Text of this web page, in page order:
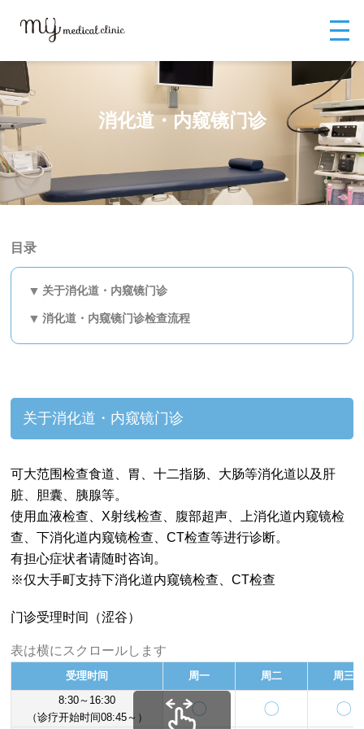
诊疗
消化道・内窥镜门诊
消化道・内窥镜门诊
目录
关于消化道・内窥镜门诊
消化道・内窥镜门诊检查流程
关于消化道・内窥镜门诊
可大范围检查食道、胃、十二指肠、大肠等消化道以及肝
脏、胆囊、胰腺等。
使用血液检查、X射线检查、腹部超声、上消化道内窥镜检
查、下消化道内窥镜检查、CT检查等进行诊断。
有担心症状者请随时咨询。
※仅大手町支持下消化道内窥镜检查、CT检查
门诊受理时间（涩谷）
表は横にスクロールします
受理时间 周一 周二
周三
8:30～16:30
（诊疗开始时间08:45～）
〇 〇 〇